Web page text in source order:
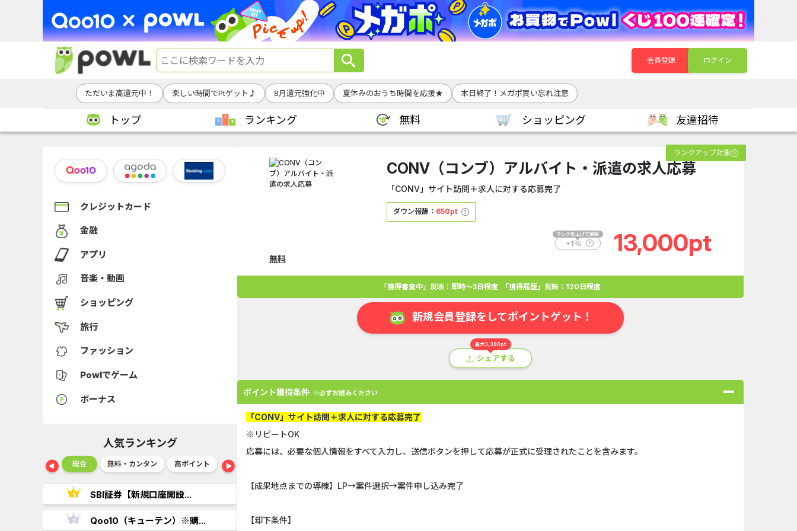
会員登録 ログイン
ただいま高還元中！ 楽しい時間でPtゲット♪ 8月還元強化中 夏休みのおうち時間を応援★ 本日終了！メガポ買い忘れ注意
トップ ランキング 無料 ショッピング 友達招待
クレジットカード
金融
アプリ
音楽・動画
ショッピング
旅行
ファッション
Powlでゲーム
ボーナス
人気ランキング
ショッピング 総合 無料・カンタン 高ポイント ゲーム
SBI証券【新規口座開設...
Qoo10（キューテン）※購... Double Number Merging...
ランクアップ対象
CONV（コンブ）アルバイト・派遣の求人応募
「CONV」サイト訪問＋求人に対する応募完了
ダウン報酬： 650pt
13,000pt
無料
「獲得審査中」反映：即時～3日程度 「獲得履歴」反映：120日程度
新規会員登録をしてポイントゲット！
最大3,300pt
シェアする
ポイント獲得条件 ※必ずお読みください
「CONV」サイト訪問＋求人に対する応募完了
※リピートOK
応募には、必要な個人情報をすべて入力し、送信ボタンを押して応募が正式に受理されたことを含みます。
【成果地点までの導線】LP→案件選択→案件申し込み完了
【却下条件】